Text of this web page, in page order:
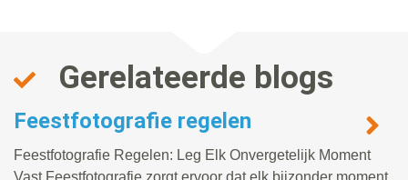
Gerelateerde blogs
Feestfotografie regelen
Feestfotografie Regelen: Leg Elk Onvergetelijk Moment
Vast Feestfotografie zorgt ervoor dat elk bijzonder moment